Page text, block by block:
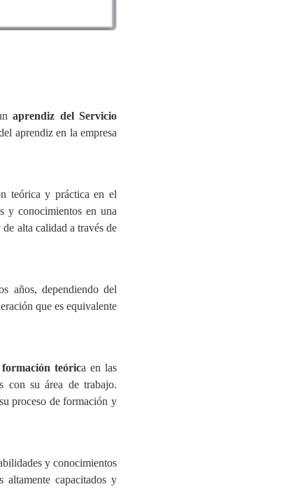
aprendiz del Servicio
aprendiz en la empresa
teórica y práctica en el
y conocimientos en una
alta calidad a través de
años, dependiendo del
que es equivalente
teórica en las
con su área de trabajo.
proceso de formación y
y conocimientos
altamente capacitados y